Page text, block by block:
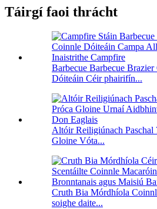
Táirgí faoi thrácht
Barbecue Barbecue
Dóiteáin Céir phairifín...
Altóir Reiligiúnach Paschal
Gloine Vóta...
Cruth Bia Mórdhíola
soighe daite...